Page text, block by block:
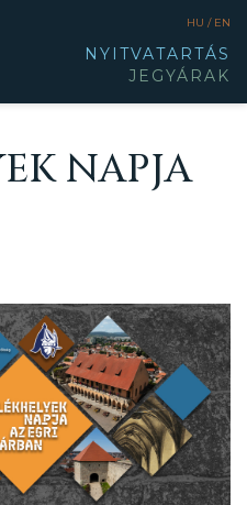
HU / EN
NYITVATARTÁS
JEGYÁRAK
NAPJA